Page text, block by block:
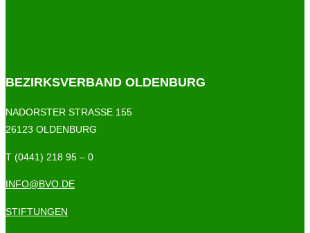
BEZIRKSVERBAND OLDENBURG
NADORSTER STRASSE 155
26123 OLDENBURG
T (0441) 218 95 – 0
INFO@BVO.DE
STIFTUNGEN